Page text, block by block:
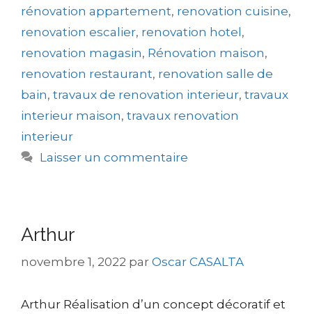
rénovation appartement, renovation cuisine,
renovation escalier, renovation hotel,
renovation magasin, Rénovation maison,
renovation restaurant, renovation salle de
bain, travaux de renovation interieur, travaux
interieur maison, travaux renovation
interieur
Laisser un commentaire
Arthur
novembre 1, 2022 par Oscar CASALTA
Arthur Réalisation d’un concept décoratif et